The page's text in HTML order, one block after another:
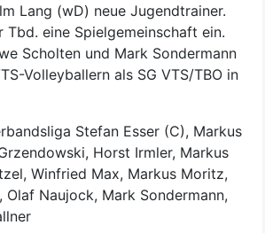
Lang (wD) neue Jugendtrainer.
Tbd. eine Spielgemeinschaft ein.
Scholten und Mark Sondermann
Volleyballern als SG VTS/TBO in
Stefan Esser (C), Markus
Horst Irmler, Markus
Winfried Max, Markus Moritz,
Olaf Naujock, Mark Sondermann,